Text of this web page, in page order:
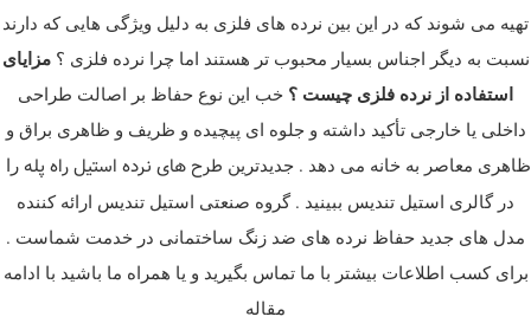
تهیه می شوند که در این بین نرده های فلزی به دلیل ویژگی هایی که دارند
نسبت به دیگر اجناس بسیار محبوب تر هستند اما چرا نرده فلزی ؟مزایای
استفاده از نرده فلزی چیست ؟ خب این نوع حفاظ بر اصالت طراحی
داخلی یا خارجی تأکید داشته و جلوه ای پیچیده و ظریف و ظاهری براق و
ظاهری معاصر به خانه می دهد . جدیدترین طرح های نرده استیل راه پله را
در گالری استیل تندیس ببینید . گروه صنعتی استیل تندیس ارائه کننده
مدل های جدید حفاظ نرده های ضد زنگ ساختمانی در خدمت شماست .
برای کسب اطلاعات بیشتر با ما تماس بگیرید و یا همراه ما باشید با ادامه
مقاله